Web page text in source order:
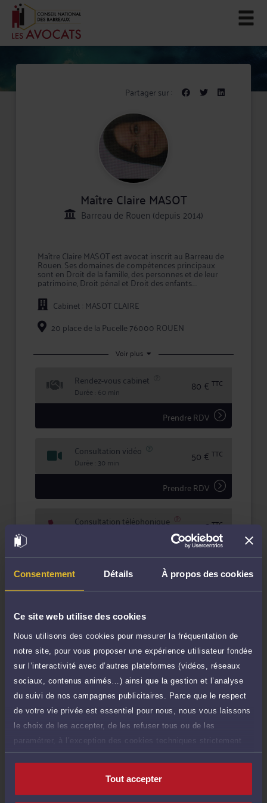
Consentement Détails À propos des cookies
Ce site web utilise des cookies
Nous utilisons des cookies pour mesurer la fréquentation de
notre site, pour vous proposer une expérience utilisateur fondée
sur l’interactivité avec d’autres plateformes (vidéos, réseaux
sociaux, contenus animés…) ainsi que la gestion et l’analyse
du suivi de nos campagnes publicitaires. Parce que le respect
de votre vie privée est essentiel pour nous, nous vous laissons
le choix de les accepter, de les refuser tous ou de les
paramétrer, à l’exception des cookies techniques strictement
nécessaires au fonctionnement du site.
Tout accepter
Partager sur :
Maître Claire MASOT
Barreau de Rouen (depuis 2014)
Maître Claire MASOT est avocat inscrit au Barreau de
Rouen. Ses domaines de compétences principaux
sont en Droit de la famille, des personnes et de leur
patrimoine, Droit pénal et Droit des enfants.
Le champ d'exercice de Maître MASOT s'étend des
prestations de conseil, comme les consultations
juridiques, aux mandats de représentation lors d'une
procédure, en passant par la prise en charge des
démarches et formalités afférentes à chaque dossier.
Maître MASOT accorde une importance toute
faire valoir vos droits en toute confidentialité et
sécurité juridique.
Cabinet : MASOT CLAIRE
20 place de la Pucelle 76000 ROUEN
Voir plus
Rendez-vous cabinet
Durée : 60 min 80 € TTC
Prendre RDV
Consultation vidéo
Durée : 30 min 50 € TTC
Prendre RDV
Consultation téléphonique 50 €TTC
Demander un rappel
Question simple
de 1.000 caractères)
50 €
Poser une question
Consultation écrite
Etude de votre dossier + possibilité
d'ajout d'une pièce jointe
150 €
TTC
Consulter par écrit
Compétences